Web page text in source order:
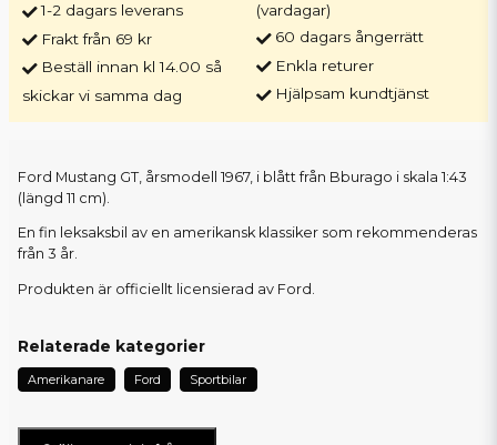
1-2 dagars leverans
Frakt från 69 kr
Beställ innan kl 14.00 så
skickar vi samma dag
(vardagar)
60 dagars ångerrätt
Enkla returer
Hjälpsam kundtjänst
Ford Mustang GT, årsmodell 1967, i blått från Bburago i skala 1:43
(längd 11 cm).
En fin leksaksbil av en amerikansk klassiker som rekommenderas
från 3 år.
Produkten är officiellt licensierad av Ford.
Relaterade kategorier
Amerikanare Ford Sportbilar